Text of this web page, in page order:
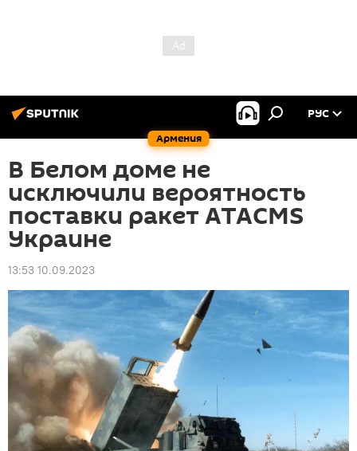
Армения
РУС
В Белом доме не
исключили вероятность
поставки ракет ATACMS
Украине
13:53 10.09.2023